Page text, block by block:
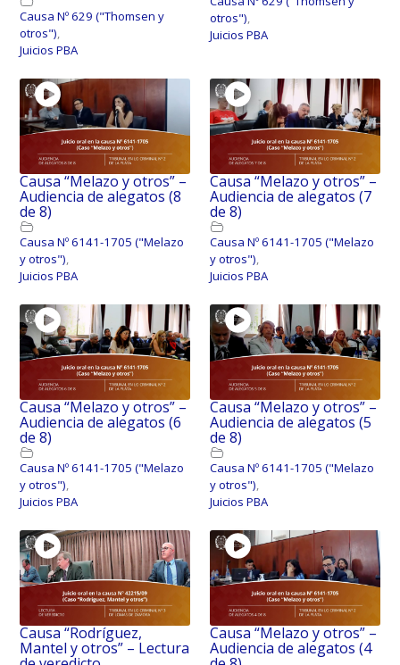
Causa Nº 629 ("Thomsen y
otros"),
Juicios PBA
otros"),
Juicios PBA
Causa “Melazo y otros” –
Audiencia de alegatos (8
de 8)
Causa Nº 6141-1705 ("Melazo
y otros"),
Juicios PBA
Causa “Melazo y otros” –
Audiencia de alegatos (7
de 8)
Causa Nº 6141-1705 ("Melazo
y otros"),
Juicios PBA
Causa “Melazo y otros” –
Audiencia de alegatos (6
de 8)
Causa Nº 6141-1705 ("Melazo
y otros"),
Juicios PBA
Causa “Melazo y otros” –
Audiencia de alegatos (5
de 8)
Causa Nº 6141-1705 ("Melazo
y otros"),
Juicios PBA
Causa “Rodríguez,
Mantel y otros” – Lectura
Causa “Melazo y otros” –
Audiencia de alegatos (4